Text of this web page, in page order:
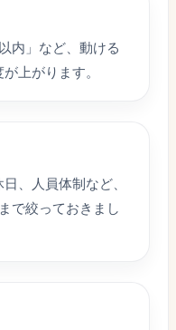
内」など、動ける
上がります。
、人員体制など、
で絞っておきまし